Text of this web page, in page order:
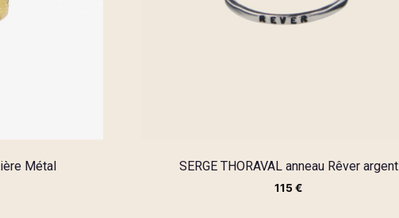
Métal SERGE THORAVAL anneau Rêver argent
115€